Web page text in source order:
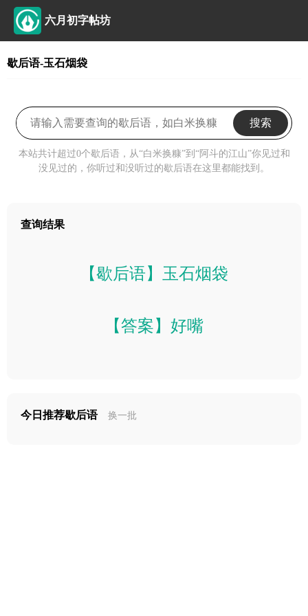
六月初字帖坊
歇后语-玉石烟袋
搜索
本站共计超过0个歇后语，从“白米换糠”到“阿斗的江山”你见过和
没见过的，你听过和没听过的歇后语在这里都能找到。
查询结果
【歇后语】玉石烟袋
【答案】好嘴
今日推荐歇后语 换一批